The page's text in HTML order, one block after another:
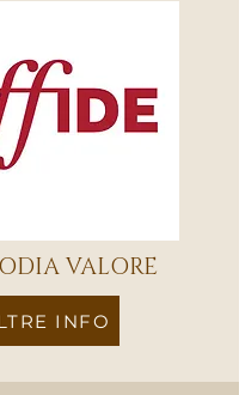
VALORE
INFO